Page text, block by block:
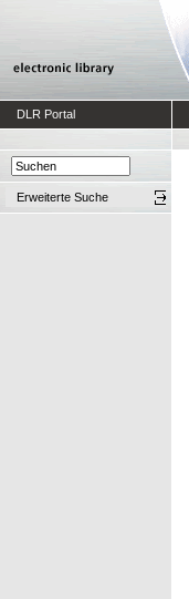
DLR Portal
Erweiterte Suche